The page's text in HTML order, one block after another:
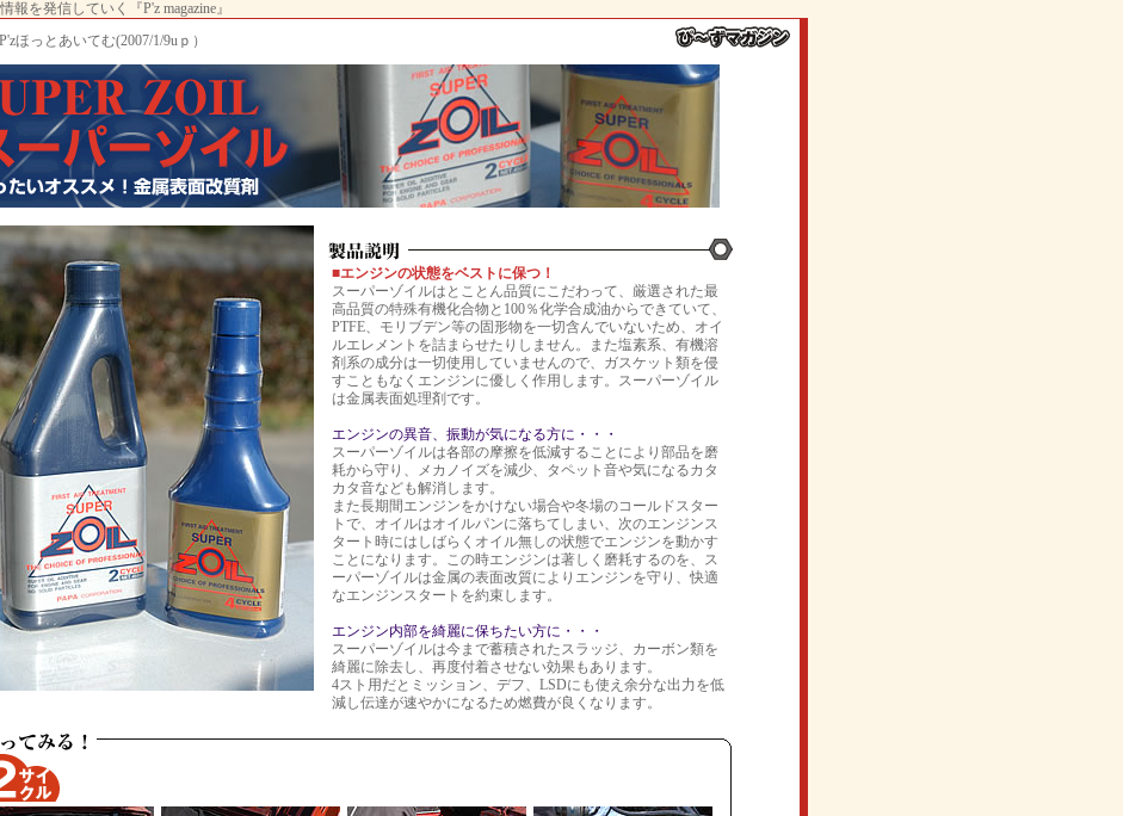
を発信していく『P'z magazine』
ほっとあいてむ(2007/1/9uｐ）
■エンジンの状態をベストに保つ！
スーパーゾイルはとことん品質にこだわって、厳選された最
高品質の特殊有機化合物と100％化学合成油からできていて、
PTFE、モリブデン等の固形物を一切含んでいないため、オイ
ルエレメントを詰まらせたりしません。また塩素系、有機溶
剤系の成分は一切使用していませんので、ガスケット類を侵
すこともなくエンジンに優しく作用します。スーパーゾイル
は金属表面処理剤です。
エンジンの異音、振動が気になる方に・・・
スーパーゾイルは各部の摩擦を低減することにより部品を磨
耗から守り、メカノイズを減少、タペット音や気になるカタ
カタ音なども解消します。
また長期間エンジンをかけない場合や冬場のコールドスター
トで、オイルはオイルパンに落ちてしまい、次のエンジンス
タート時にはしばらくオイル無しの状態でエンジンを動かす
ことになります。この時エンジンは著しく磨耗するのを、ス
ーパーゾイルは金属の表面改質によりエンジンを守り、快適
なエンジンスタートを約束します。
エンジン内部を綺麗に保ちたい方に・・・
スーパーゾイルは今まで蓄積されたスラッジ、カーボン類を
綺麗に除去し、再度付着させない効果もあります。
4スト用だとミッション、デフ、LSDにも使え余分な出力を低
減し伝達が速やかになるため燃費が良くなります。